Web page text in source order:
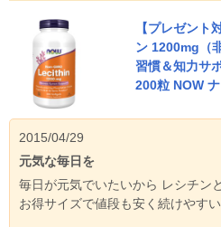
【プレゼント
ン 1200mg（
習慣＆知力サ
200粒 NOW
2015/04/29
元気な毎日を
毎日が元気でいたいから レシチン
お得サイズで値段も安く続けやす